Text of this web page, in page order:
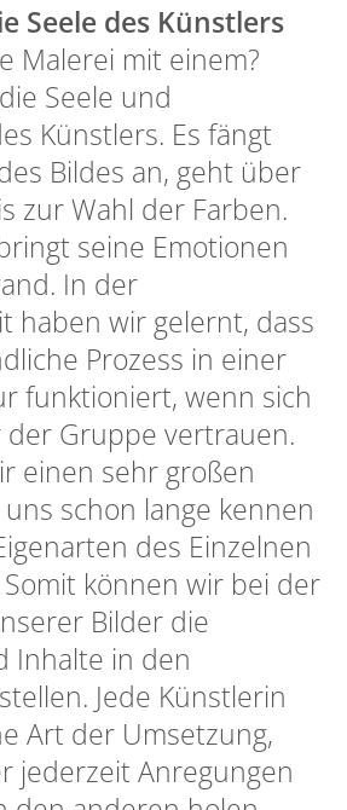
Seele des Künstlers
Malerei mit einem?
Seele und
Künstlers. Es fängt
Bildes an, geht über
zur Wahl der Farben.
seine Emotionen
In der
haben wir gelernt, dass
Prozess in einer
funktioniert, wenn sich
Gruppe vertrauen.
einen sehr großen
schon lange kennen
des Einzelnen
können wir bei der
Bilder die
Inhalte in den
Jede Künstlerin
Art der Umsetzung,
jederzeit Anregungen